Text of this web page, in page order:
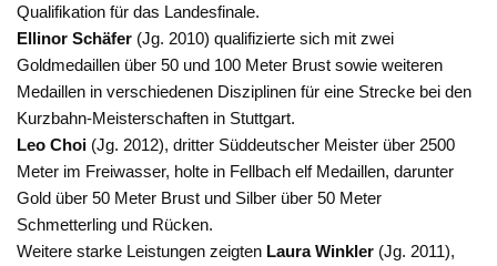
Qualifikation für das Landesfinale.
Ellinor Schäfer (Jg. 2010) qualifizierte sich mit zwei
Goldmedaillen über 50 und 100 Meter Brust sowie weiteren
Medaillen in verschiedenen Disziplinen für eine Strecke bei den
Kurzbahn-Meisterschaften in Stuttgart.
Leo Choi (Jg. 2012), dritter Süddeutscher Meister über 2500
Meter im Freiwasser, holte in Fellbach elf Medaillen, darunter
Gold über 50 Meter Brust und Silber über 50 Meter
Schmetterling und Rücken.
Weitere starke Leistungen zeigten Laura Winkler (Jg. 2011),